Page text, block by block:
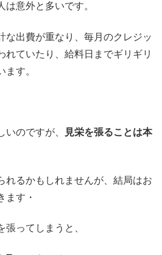
意外と多いです。
な出費が重なり、毎月のクレジッ
れていたり、給料日までギリギリ
す。
のですが、
見栄を張ることは本
れるかもしれませんが、結局はお
ます・
張ってしまうと、